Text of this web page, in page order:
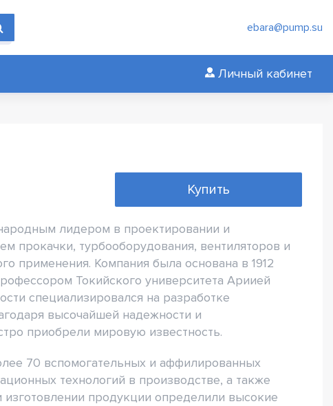
ebara@pump.su
Личный кабинет
Купить
лидером в проектировании и
прокачки, турбооборудования, вентиляторов и
применения. Компания была основана в 1912
Токийского университета Ариией
специализировался на разработке
высочайшей надежности и
приобрели мировую известность.
70 вспомогательных и аффилированных
технологий в производстве, а также
продукции определили высокие